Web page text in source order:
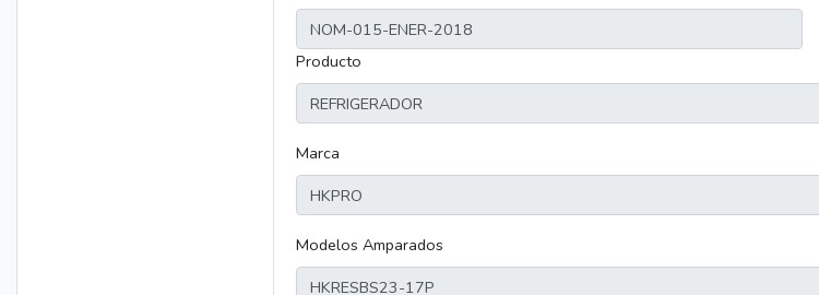
Producto
Marca
Modelos Amparados